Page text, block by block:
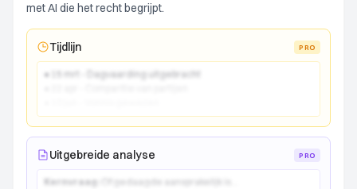
met AI die het recht begrijpt.
Tijdlijn PRO
● 15 mrt - Dagvaarding uitgebracht
Uitgebreide analyse PRO
Kernvraag: